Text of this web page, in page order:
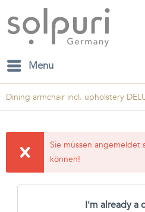
Menu
Dining armchair incl. upholstery
Sie müssen angemeldet
können!
I'm already a